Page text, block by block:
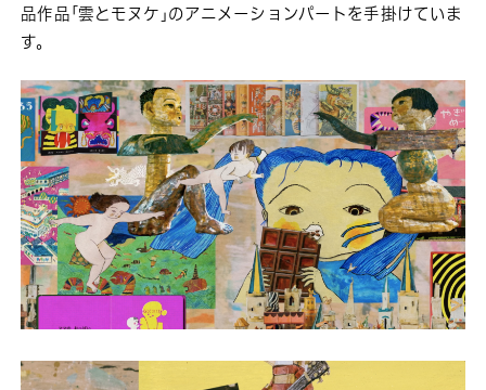
品作品｢雲とモヌケ｣のアニメーションパートを手掛けていま
す。